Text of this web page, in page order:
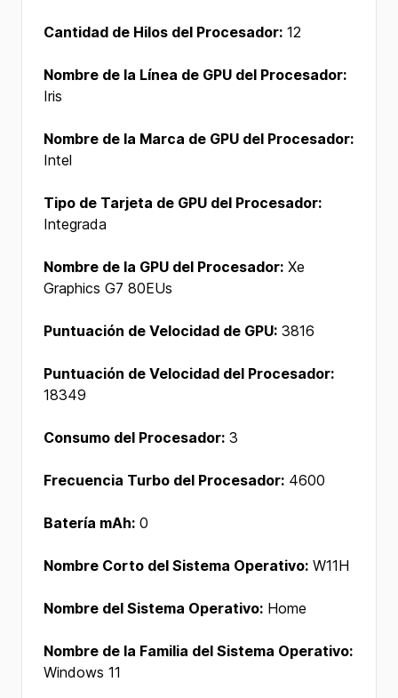
Cantidad de Hilos del Procesador: 12
Nombre de la Línea de GPU del Procesador:
Iris
Nombre de la Marca de GPU del Procesador:
Intel
Tipo de Tarjeta de GPU del Procesador:
Integrada
Nombre de la GPU del Procesador: Xe
Graphics G7 80EUs
Puntuación de Velocidad de GPU: 3816
Puntuación de Velocidad del Procesador:
18349
Consumo del Procesador: 3
Frecuencia Turbo del Procesador: 4600
Batería mAh: 0
Nombre Corto del Sistema Operativo: W11H
Nombre del Sistema Operativo: Home
Nombre de la Familia del Sistema Operativo:
Windows 11